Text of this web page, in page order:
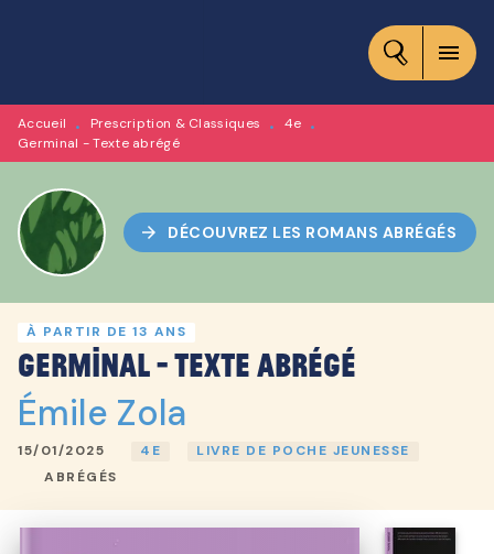
CONTENU
menu
Accueil • Prescription & Classiques • 4e •
Germinal - Texte abrégé
arrow_forward DÉCOUVREZ LES ROMANS ABRÉGÉS
À PARTIR DE 13 ANS
Germinal - Texte abrégé
Émile Zola
15/01/2025 4E
LIVRE DE POCHE JEUNESSE
ABRÉGÉS